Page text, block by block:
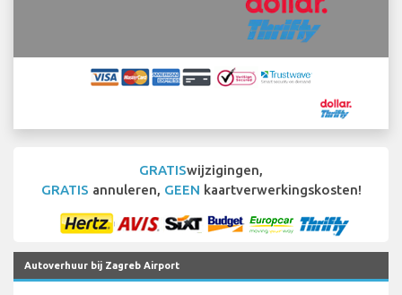
GRATISwijzigingen,
GRATIS annuleren, GEEN kaartverwerkingskosten!
Autoverhuur bij Zagreb Airport